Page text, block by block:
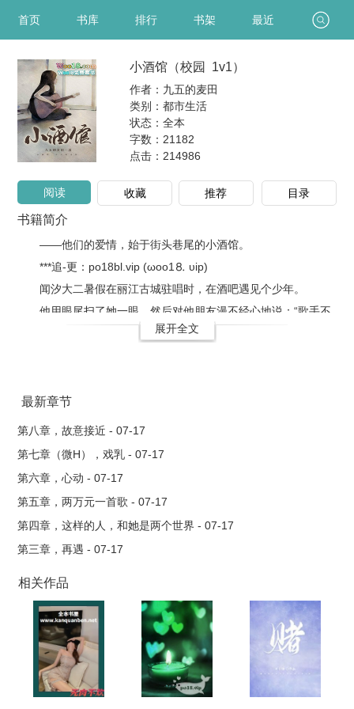
首页 书库 排行 书架 最近
小酒馆（校园 1v1）
作者：九五的麦田
类别：都市生活
状态：全本
字数：21182
点击： 214986
阅读 收藏 推荐 目录
书籍简介
——他们的爱情，始于街头巷尾的小酒馆。
***追-更：po18bl.vip (ωoо1⒏ υip)
闻汐大二暑假在丽江古城驻唱时，在酒吧遇见个少年。
他用眼尾扫了她一眼，然后对他朋友漫不经心地说：“歌手不
展开全文
最新章节
第八章，故意接近 - 07-17
第七章（微H），戏乳 - 07-17
第六章，心动 - 07-17
第五章，两万元一首歌 - 07-17
第四章，这样的人，和她是两个世界 - 07-17
第三章，再遇 - 07-17
相关作品